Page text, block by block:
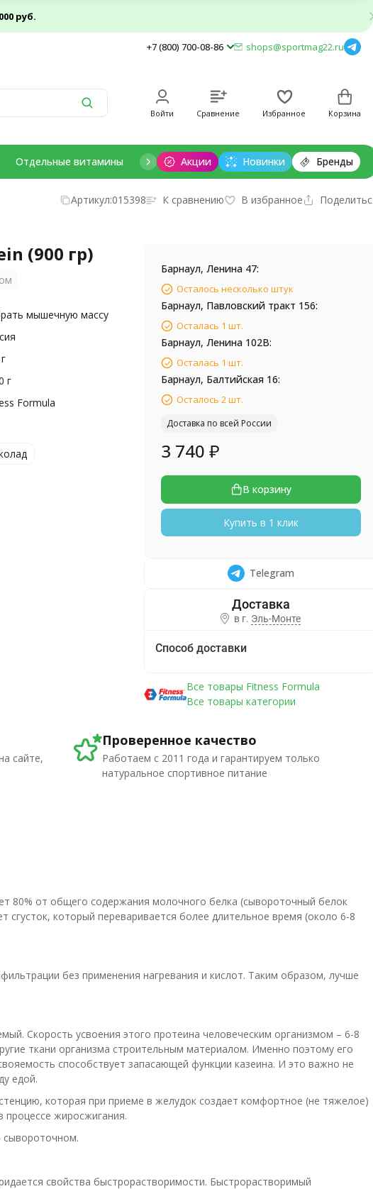
руб.
+7 (800) 700-08-86 shops@sportmag22.ru
Войти Сравнение Избранное Корзина
Акции Новинки Бренды
Отдельные витамины Отдельные минералы Добавки для
Артикул:015398 К сравнению В избранное
(900 гр)
мышечную массу
г
Formula
Барнаул, Ленина 47:
Осталось несколько штук
Барнаул, Павловский тракт 156:
Осталась 1 шт.
Барнаул, Ленина 102В:
Осталась 1 шт.
Барнаул, Балтийская 16:
Осталось 2 шт.
Доставка по всей России
3 740 ₽
В корзину
Купить в 1 клик
Telegram
в г. Эль-Монте
Способ доставки
Все товары Fitness Formula
Все товары категории
сайте,
Проверенное качество
Работаем с 2011 года и гарантируем только
натуральное спортивное питание
80% от общего содержания молочного белка (сывороточный белок
который переваривается более длительное время (около 6-8
без применения нагревания и кислот. Таким образом, лучше
Скорость усвоения этого протеина человеческим организмом – 6-8
ткани организма строительным материалом. Именно поэтому его
способствует запасающей функции казеина. И это важно не
едой.
которая при приеме в желудок создает комфортное (не тяжелое)
жиросжигания.
сывороточном.
свойства быстрорастворимости. Быстрорастворимый